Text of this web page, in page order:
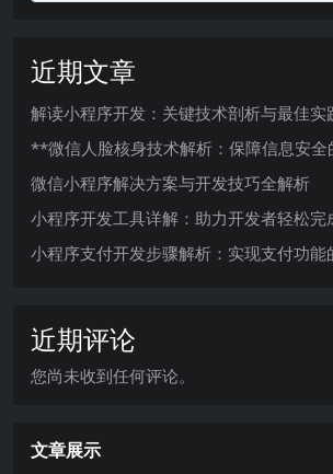
近期文章
解读小程序开发：关键技术剖析与最佳实
**微信人脸核身技术解析：保障信息安
微信小程序解决方案与开发技巧全解析
小程序开发工具详解：助力开发者轻松完
小程序支付开发步骤解析：实现支付功能
近期评论
您尚未收到任何评论。
文章展示